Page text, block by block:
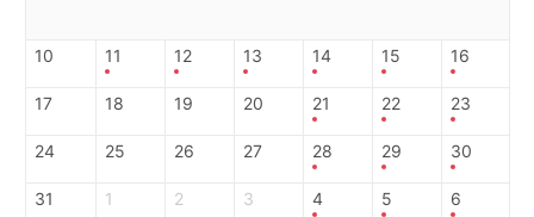
10 11 12 13 14 15 16
17 18 19 20 21 22 23
24 25 26 27 28 29 30
31 1 2 3 4 5 6